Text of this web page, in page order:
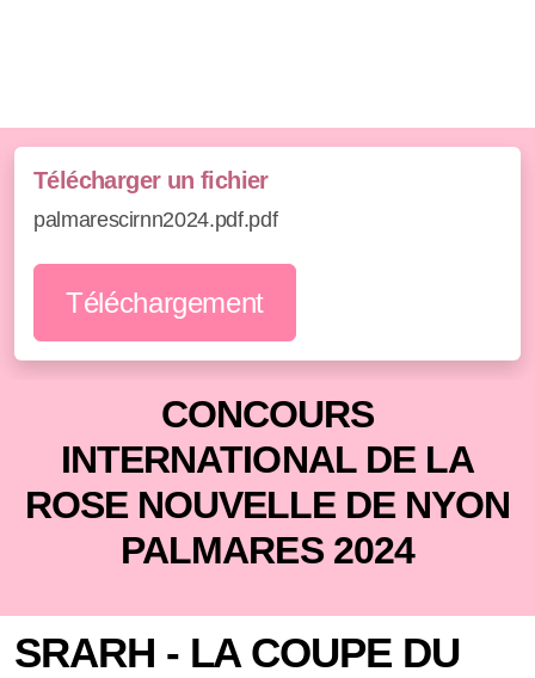
Télécharger un fichier
palmarescirnn2024.pdf.pdf
Téléchargement
CONCOURS
INTERNATIONAL DE LA
ROSE NOUVELLE DE NYON
PALMARES 2024
SRARH - LA COUPE DU